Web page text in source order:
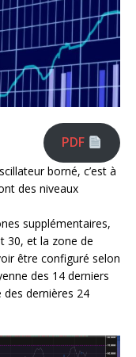
PDF
borné, c’est à
des niveaux
supplémentaires,
30, et la zone de
être configuré selon
des 14 derniers
dernières 24